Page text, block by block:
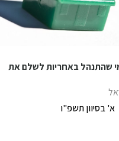
שהתנהל באחריות לשלם את
א' בסיוון תשפ"ו